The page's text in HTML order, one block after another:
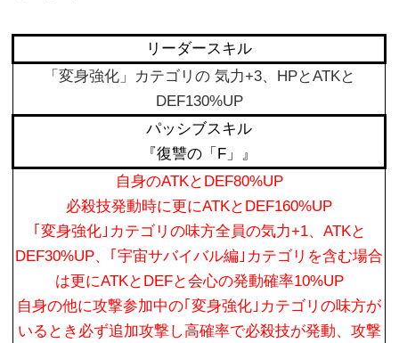
リーダースキル
「変身強化」カテゴリの 気力+3、HPとATKと
DEF130%UP
パッシブスキル
『復讐の「F」』
自身のATKとDEF80%UP
必殺技発動時に更にATKとDEF160%UP
｢変身強化｣カテゴリの味方全員の気力+1、ATKと
DEF30%UP、｢宇宙サバイバル編｣カテゴリを含む場合
は更にATKとDEFと会心の発動確率10%UP
自身の他に攻撃参加中の｢変身強化｣カテゴリの味方が
いるとき必ず追加攻撃し高確率で必殺技が発動、攻撃